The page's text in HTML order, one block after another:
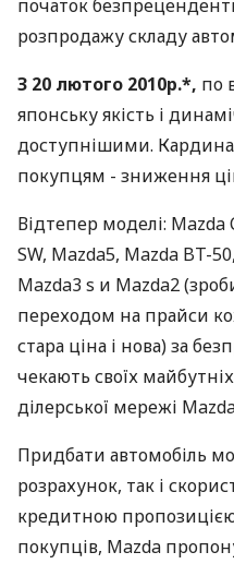
початок
розпродажу складу
З 20 лютого 2010р.*, по
японську якість і
доступнішими.
покупцям - зниження
Відтепер моделі: Mazda
SW, Mazda5, Mazda BT-
Mazda3 s и Mazda2
переходом на прайси
стара ціна і нова) за
чекають своїх
ділерської мережі
Придбати автомобіль
розрахунок, так і
кредитною
покупців, Mazda